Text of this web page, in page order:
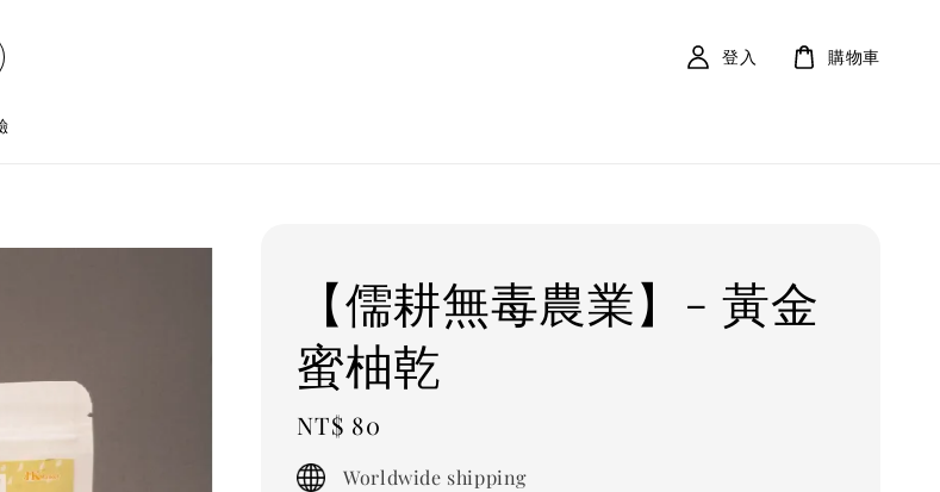
登入 購物車
【儒耕無毒農業】- 黃金
蜜柚乾
Regular
price
NT$ 80
Worldwide shipping